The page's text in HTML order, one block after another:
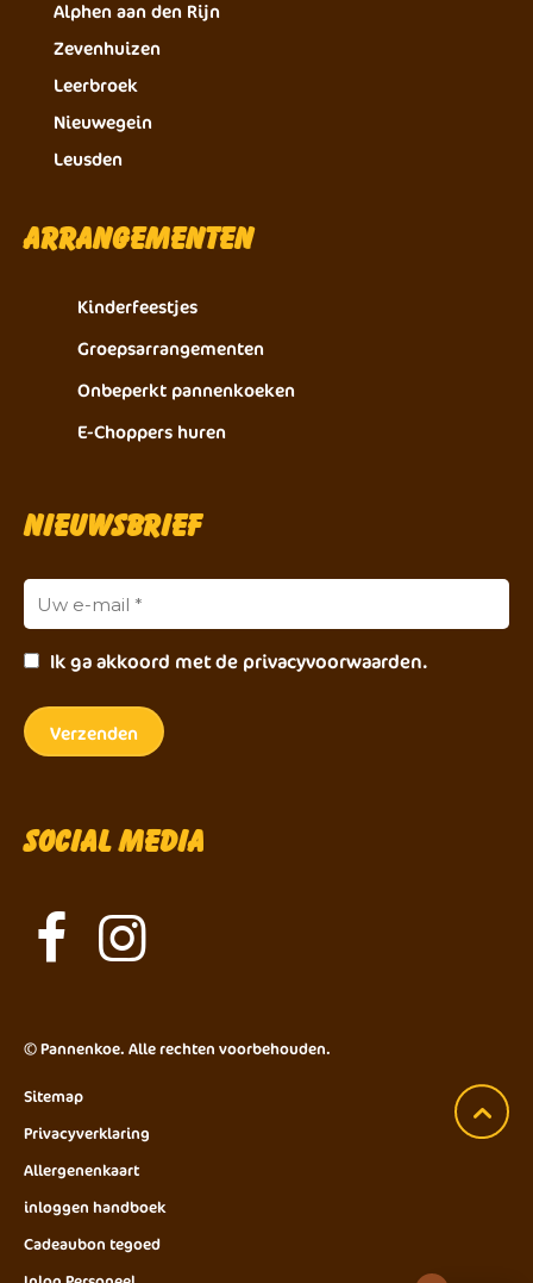
Alphen aan den Rijn
Zevenhuizen
Leerbroek
Nieuwegein
Leusden
Arrangementen
Kinderfeestjes
Groepsarrangementen
Onbeperkt pannenkoeken
E-Choppers huren
Nieuwsbrief
Ik ga akkoord met de privacyvoorwaarden.
Social Media
© Pannenkoe. Alle rechten voorbehouden.
Sitemap
Privacyverklaring
Allergenenkaart
inloggen handboek
Cadeaubon tegoed